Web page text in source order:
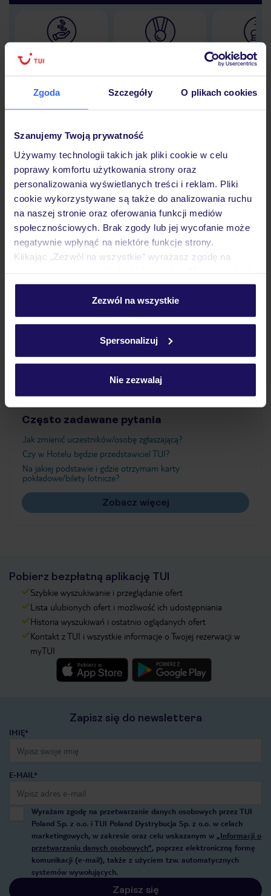
Zgoda Szczegóły O plikach cookies
Szanujemy Twoją prywatność
Używamy technologii takich jak pliki cookie w celu
poprawy komfortu użytkowania strony oraz
personalizowania wyświetlanych treści i reklam. Pliki
cookie wykorzystywane są także do analizowania ruchu
na naszej stronie oraz oferowania funkcji mediów
społecznościowych. Brak zgody lub jej wycofanie może
negatywnie wpłynąć na niektóre funkcje strony.
Klikając „Zezwól na wszystkie” wyrażasz zgodę na
personalizować swój wybór wchodząc w zakładkę
Szczegółowe informacje o plikach cookie znajdziesz
Zezwól na wszystkie
Spersonalizuj
Nie zezwalaj
Lider niskich cen 30 lat w
Hotel
Opinie
Pokoje
Atrakcje
Ważne informacje
Często zadawane pytania
Jak zmienić uczestników/osobę zgłaszającą?
Czy w Hotelu będzie przedstawiciel TUI?
Na jakiej podstawie i gdzie otrzymam karty
pokładowe/bilety lotnicze?
Zobacz więcej
Pobierz bezpłatną aplikację TUI
Szybkie wyszukiwanie i przeglądanie ofert
Lista ulubionych ofert i możliwość ich udostępniania
Historia wyszukiwań i ostatnio oglądanych ofert
Kontakt z TUI i wszystkie informacje o Twojej rezerwacji w
myTUI
Zapisz się do newslettera
IMIĘ*
E-MAIL*
Wyrażam zgodę na przetwarzanie danych osobowych przez TUI
Poland Sp. z o.o. i TUI Poland Dystrybucja Sp. z o.o. w celach
marketingowych, w zakresie oraz celu wskazanym w „Informacji o
przetwarzaniu danych osobowych”, poprzez elektroniczną formę
komunikacji (e-mail), także z użyciem tzw. automatycznych
systemów wywołujących.
Zapisz się